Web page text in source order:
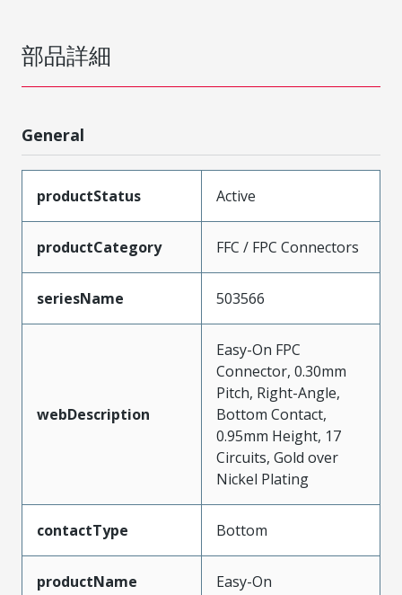
部品詳細
General
productStatus Active
productCategory FFC / FPC Connectors
seriesName 503566
webDescription
Easy-On FPC
Connector, 0.30mm
Pitch, Right-Angle,
Bottom Contact,
0.95mm Height, 17
Circuits, Gold over
Nickel Plating
contactType Bottom
productName Easy-On